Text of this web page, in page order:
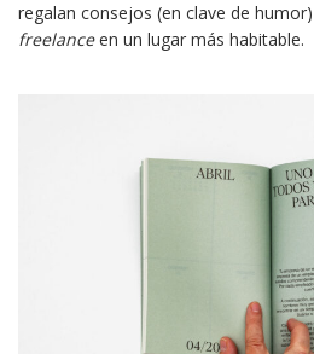
regalan consejos (en clave de
freelanceen un lugar más habitable.